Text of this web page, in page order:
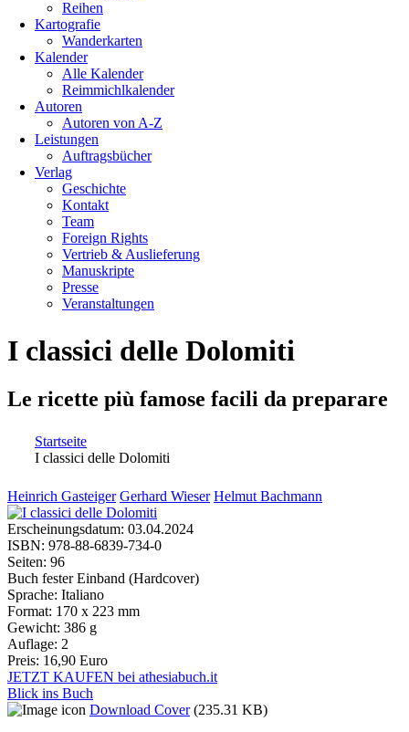
Reihen
Kartografie
Wanderkarten
Kalender
Alle Kalender
Reimmichlkalender
Autoren
Autoren von A-Z
Leistungen
Auftragsbücher
Verlag
Geschichte
Kontakt
Team
Foreign Rights
Vertrieb & Auslieferung
Manuskripte
Presse
Veranstaltungen
I classici delle Dolomiti
Le ricette più famose facili da preparare
Sie sind hier
Startseite
I classici delle Dolomiti
Heinrich Gasteiger Gerhard Wieser Helmut Bachmann
Erscheinungsdatum: 03.04.2024
ISBN: 978-88-6839-734-0
Seiten: 96
Buch fester Einband (Hardcover)
Sprache: Italiano
Format: 170 x 223 mm
Gewicht: 386 g
Auflage: 2
Preis: 16,90 Euro
JETZT KAUFEN bei athesiabuch.it
Blick ins Buch
Download Cover (235.31 KB)